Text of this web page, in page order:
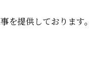
を提供しております。